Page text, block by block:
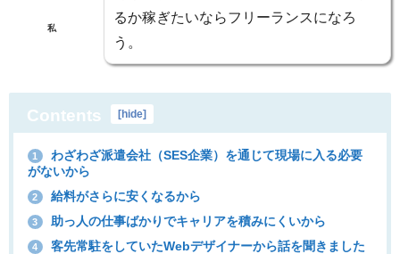
私
るか稼ぎたいならフリーランスになろ
う。
Contents [hide]
1
わざわざ派遣会社（SES企業）を通じて現場に入る必要
がないから
2 給料がさらに安くなるから
3 助っ人の仕事ばかりでキャリアを積みにくいから
4 客先常駐をしていたWebデザイナーから話を聞きました